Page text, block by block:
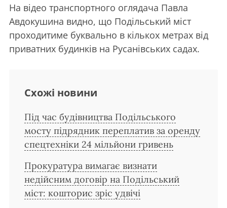
На відео транспортного оглядача Павла
Авдокушина видно, що Подільський міст
проходитиме буквально в кількох метрах від
приватних будинків на Русанівських садах.
Схожі новини
Під час будівництва Подільського
мосту підрядник переплатив за оренду
спецтехніки 24 мільйони гривень
Прокуратура вимагає визнати
недійсним договір на Подільський
міст: кошторис зріс удвічі